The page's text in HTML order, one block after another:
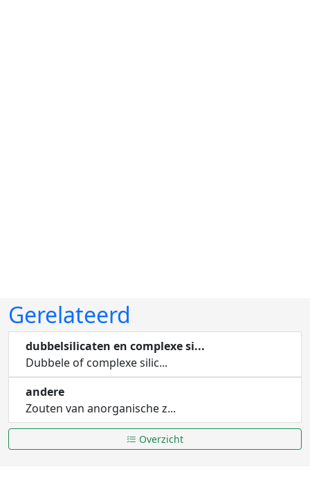
Gerelateerd
dubbelsilicaten en complexe si...
Dubbele of complexe silic...
andere
Zouten van anorganische z...
Overzicht